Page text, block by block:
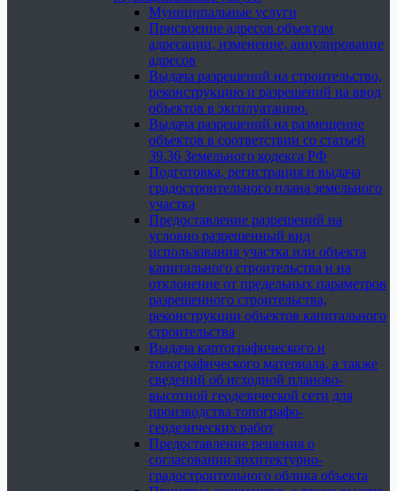
Муниципальные услуги
Присвоение адресов объектам
адресации, изменение, аннулирование
адресов
Выдача разрешений на строительство,
реконструкцию и разрешений на ввод
объектов в эксплуатацию.
Выдача разрешений на размещение
объектов в соответствии со статьей
39.36 Земельного кодекса РФ
Подготовка, регистрация и выдача
градостроительного плана земельного
участка
Предоставление разрешений на
условно разрешенный вид
использования участка или объекта
капитального строительства и на
отклонение от предельных параметров
разрешенного строительства,
реконструкции объектов капитального
строительства
Выдача картографического и
топографического материала, а также
сведений об исходной планово-
высотной геодезической сети для
производства топографо-
геодезических работ
Предоставление решения о
согласовании архитектурно-
градостроительного облика объекта